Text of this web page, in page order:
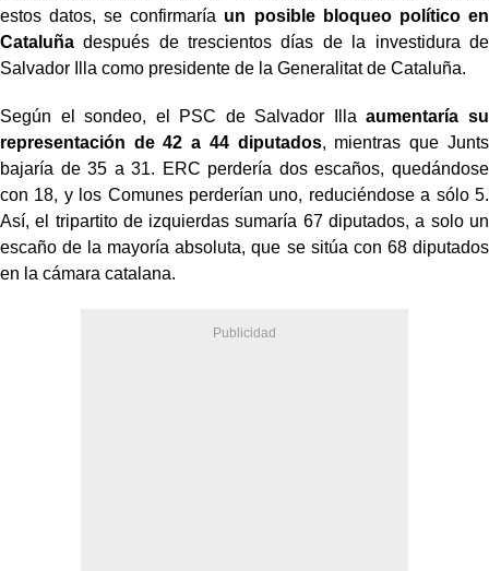
estos datos, se confirmaría un posible bloqueo político en
Cataluña después de trescientos días de la investidura de
Salvador Illa como presidente de la Generalitat de Cataluña.
Según el sondeo, el PSC de Salvador Illaaumentaría su
representación de 42 a 44 diputados, mientras que Junts
bajaría de 35 a 31. ERC perdería dos escaños, quedándose
con 18, y los Comunes perderían uno, reduciéndose a sólo 5.
Así, el tripartito de izquierdas sumaría 67 diputados, a solo un
escaño de la mayoría absoluta, que se sitúa con 68 diputados
en la cámara catalana.